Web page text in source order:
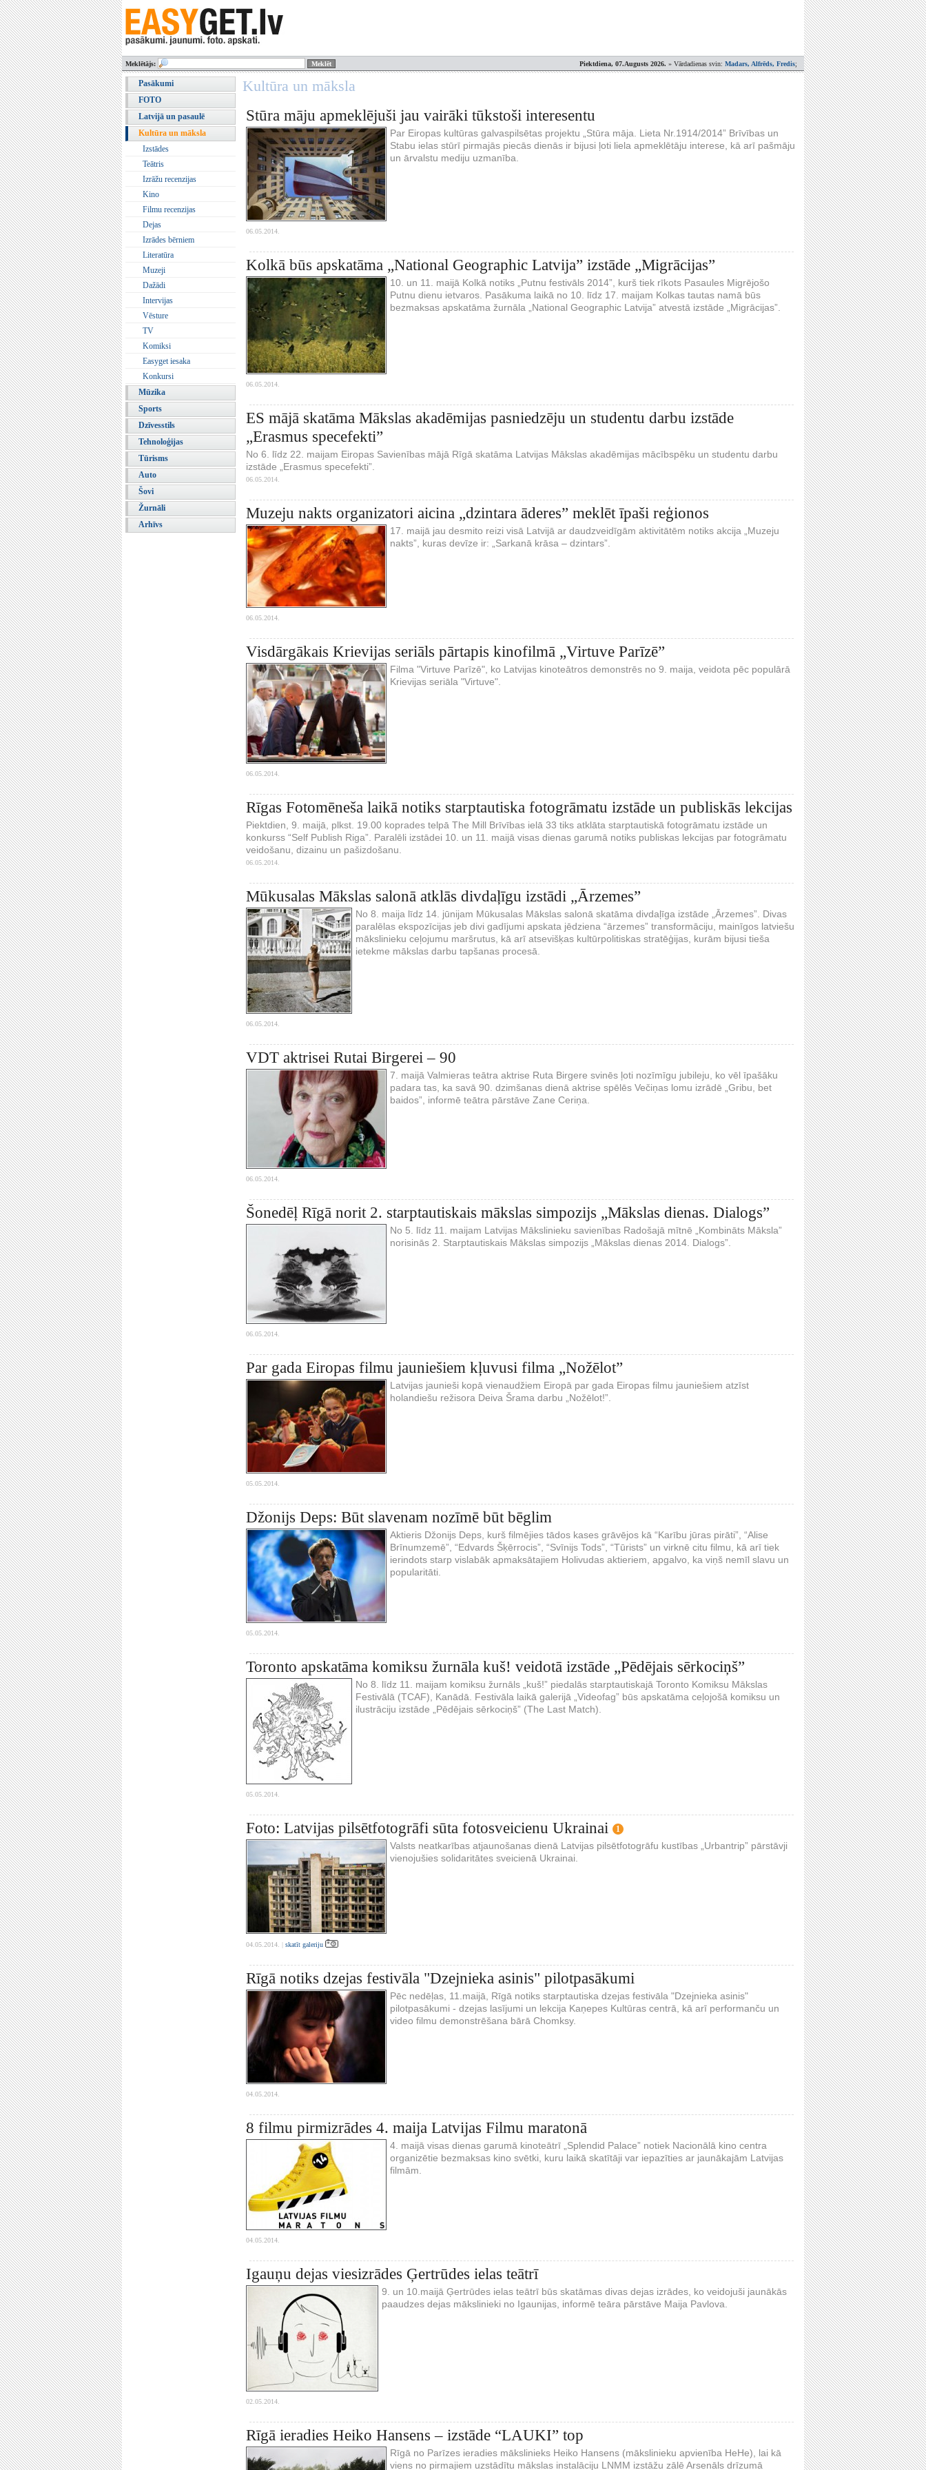
Piektdiena, 07.Augusts 2026. » Vārdadienas svin: Madars, Alfrēds, Fredis;
Meklētājs:
Pasākumi
FOTO
Latvijā un pasaulē
Kultūra un māksla
Izstādes
Teātris
Izrāžu recenzijas
Kino
Filmu recenzijas
Dejas
Izrādes bērniem
Literatūra
Muzeji
Dažādi
Intervijas
Vēsture
TV
Komiksi
Easyget iesaka
Konkursi
Mūzika
Sports
Dzīvesstils
Tehnoloģijas
Tūrisms
Auto
Šovi
Žurnāli
Arhīvs
Kultūra un māksla
Stūra māju apmeklējuši jau vairāki tūkstoši interesentu
Par Eiropas kultūras galvaspilsētas projektu „Stūra māja. Lieta Nr.1914/2014” Brīvības un
Stabu ielas stūrī pirmajās piecās dienās ir bijusi ļoti liela apmeklētāju interese, kā arī pašmāju
un ārvalstu mediju uzmanība.
06.05.2014.
Kolkā būs apskatāma „National Geographic Latvija” izstāde „Migrācijas”
10. un 11. maijā Kolkā notiks „Putnu festivāls 2014”, kurš tiek rīkots Pasaules Migrējošo
Putnu dienu ietvaros. Pasākuma laikā no 10. līdz 17. maijam Kolkas tautas namā būs
bezmaksas apskatāma žurnāla „National Geographic Latvija” atvestā izstāde „Migrācijas”.
06.05.2014.
ES mājā skatāma Mākslas akadēmijas pasniedzēju un studentu darbu izstāde
„Erasmus specefekti”
No 6. līdz 22. maijam Eiropas Savienības mājā Rīgā skatāma Latvijas Mākslas akadēmijas mācībspēku un studentu darbu
izstāde „Erasmus specefekti”.
06.05.2014.
Muzeju nakts organizatori aicina „dzintara āderes” meklēt īpaši reģionos
17. maijā jau desmito reizi visā Latvijā ar daudzveidīgām aktivitātēm notiks akcija „Muzeju
nakts”, kuras devīze ir: „Sarkanā krāsa – dzintars”.
06.05.2014.
Visdārgākais Krievijas seriāls pārtapis kinofilmā „Virtuve Parīzē”
Filma "Virtuve Parīzē", ko Latvijas kinoteātros demonstrēs no 9. maija, veidota pēc populārā
Krievijas seriāla "Virtuve".
06.05.2014.
Rīgas Fotomēneša laikā notiks starptautiska fotogrāmatu izstāde un publiskās lekcijas
Piektdien, 9. maijā, plkst. 19.00 koprades telpā The Mill Brīvības ielā 33 tiks atklāta starptautiskā fotogrāmatu izstāde un
konkurss “Self Publish Riga”. Paralēli izstādei 10. un 11. maijā visas dienas garumā notiks publiskas lekcijas par fotogrāmatu
veidošanu, dizainu un pašizdošanu.
06.05.2014.
Mūkusalas Mākslas salonā atklās divdaļīgu izstādi „Ārzemes”
No 8. maija līdz 14. jūnijam Mūkusalas Mākslas salonā skatāma divdaļīga izstāde „Ārzemes”. Divas
paralēlas ekspozīcijas jeb divi gadījumi apskata jēdziena “ārzemes” transformāciju, mainīgos latviešu
mākslinieku ceļojumu maršrutus, kā arī atsevišķas kultūrpolitiskas stratēģijas, kurām bijusi tieša
ietekme mākslas darbu tapšanas procesā.
06.05.2014.
VDT aktrisei Rutai Birgerei – 90
7. maijā Valmieras teātra aktrise Ruta Birgere svinēs ļoti nozīmīgu jubileju, ko vēl īpašāku
padara tas, ka savā 90. dzimšanas dienā aktrise spēlēs Večiņas lomu izrādē „Gribu, bet
baidos”, informē teātra pārstāve Zane Ceriņa.
06.05.2014.
Šonedēļ Rīgā norit 2. starptautiskais mākslas simpozijs „Mākslas dienas. Dialogs”
No 5. līdz 11. maijam Latvijas Mākslinieku savienības Radošajā mītnē „Kombināts Māksla”
norisinās 2. Starptautiskais Mākslas simpozijs „Mākslas dienas 2014. Dialogs”.
06.05.2014.
Par gada Eiropas filmu jauniešiem kļuvusi filma „Nožēlot”
Latvijas jaunieši kopā vienaudžiem Eiropā par gada Eiropas filmu jauniešiem atzīst
holandiešu režisora Deiva Šrama darbu „Nožēlot!”.
05.05.2014.
Džonijs Deps: Būt slavenam nozīmē būt bēglim
Aktieris Džonijs Deps, kurš filmējies tādos kases grāvējos kā “Karību jūras pirāti”, “Alise
Brīnumzemē”, “Edvards Šķērrocis”, “Svīnijs Tods”, “Tūrists” un virknē citu filmu, kā arī tiek
ierindots starp vislabāk apmaksātajiem Holivudas aktieriem, apgalvo, ka viņš nemīl slavu un
popularitāti.
05.05.2014.
Toronto apskatāma komiksu žurnāla kuš! veidotā izstāde „Pēdējais sērkociņš”
No 8. līdz 11. maijam komiksu žurnāls „kuš!” piedalās starptautiskajā Toronto Komiksu Mākslas
Festivālā (TCAF), Kanādā. Festivāla laikā galerijā „Videofag” būs apskatāma ceļojošā komiksu un
ilustrāciju izstāde „Pēdējais sērkociņš” (The Last Match).
05.05.2014.
Foto: Latvijas pilsētfotogrāfi sūta fotosveicienu Ukrainai 1
Valsts neatkarības atjaunošanas dienā Latvijas pilsētfotogrāfu kustības „Urbantrip” pārstāvji
vienojušies solidaritātes sveicienā Ukrainai.
04.05.2014. | skatīt galeriju
Rīgā notiks dzejas festivāla "Dzejnieka asinis" pilotpasākumi
Pēc nedēļas, 11.maijā, Rīgā notiks starptautiska dzejas festivāla "Dzejnieka asinis"
pilotpasākumi - dzejas lasījumi un lekcija Kaņepes Kultūras centrā, kā arī performanču un
video filmu demonstrēšana bārā Chomksy.
04.05.2014.
8 filmu pirmizrādes 4. maija Latvijas Filmu maratonā
4. maijā visas dienas garumā kinoteātrī „Splendid Palace” notiek Nacionālā kino centra
organizētie bezmaksas kino svētki, kuru laikā skatītāji var iepazīties ar jaunākajām Latvijas
filmām.
04.05.2014.
Igauņu dejas viesizrādes Ģertrūdes ielas teātrī
9. un 10.maijā Ģertrūdes ielas teātrī būs skatāmas divas dejas izrādes, ko veidojuši jaunākās
paaudzes dejas mākslinieki no Igaunijas, informē teāra pārstāve Maija Pavlova.
02.05.2014.
Rīgā ieradies Heiko Hansens – izstāde “LAUKI” top
Rīgā no Parīzes ieradies mākslinieks Heiko Hansens (mākslinieku apvienība HeHe), lai kā
viens no pirmajiem uzstādītu mākslas instalāciju LNMM izstāžu zālē Arsenāls drīzumā